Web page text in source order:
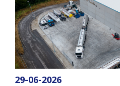
29-06-2026